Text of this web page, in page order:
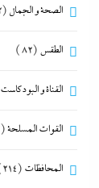
الصحة و الجمال (152)
الطقس (82)
القناة و البودكاست
القوات المسلحة(117)
المحافظات (214)